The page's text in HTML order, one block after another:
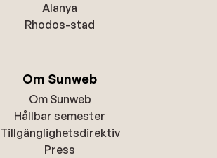
Alanya
Rhodos-stad
Om Sunweb
Om Sunweb
Hållbar semester
Tillgänglighetsdirektiv
Press